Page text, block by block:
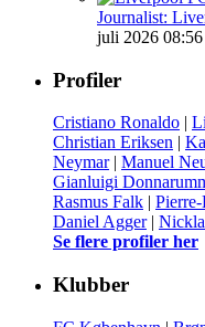
Journalist:
juli 2026 08:56
Profiler
Cristiano Ronaldo |
Christian Eriksen |
Neymar| Manuel
Gianluigi
Rasmus Falk |
Daniel Agger|
Se flere profiler her
Klubber